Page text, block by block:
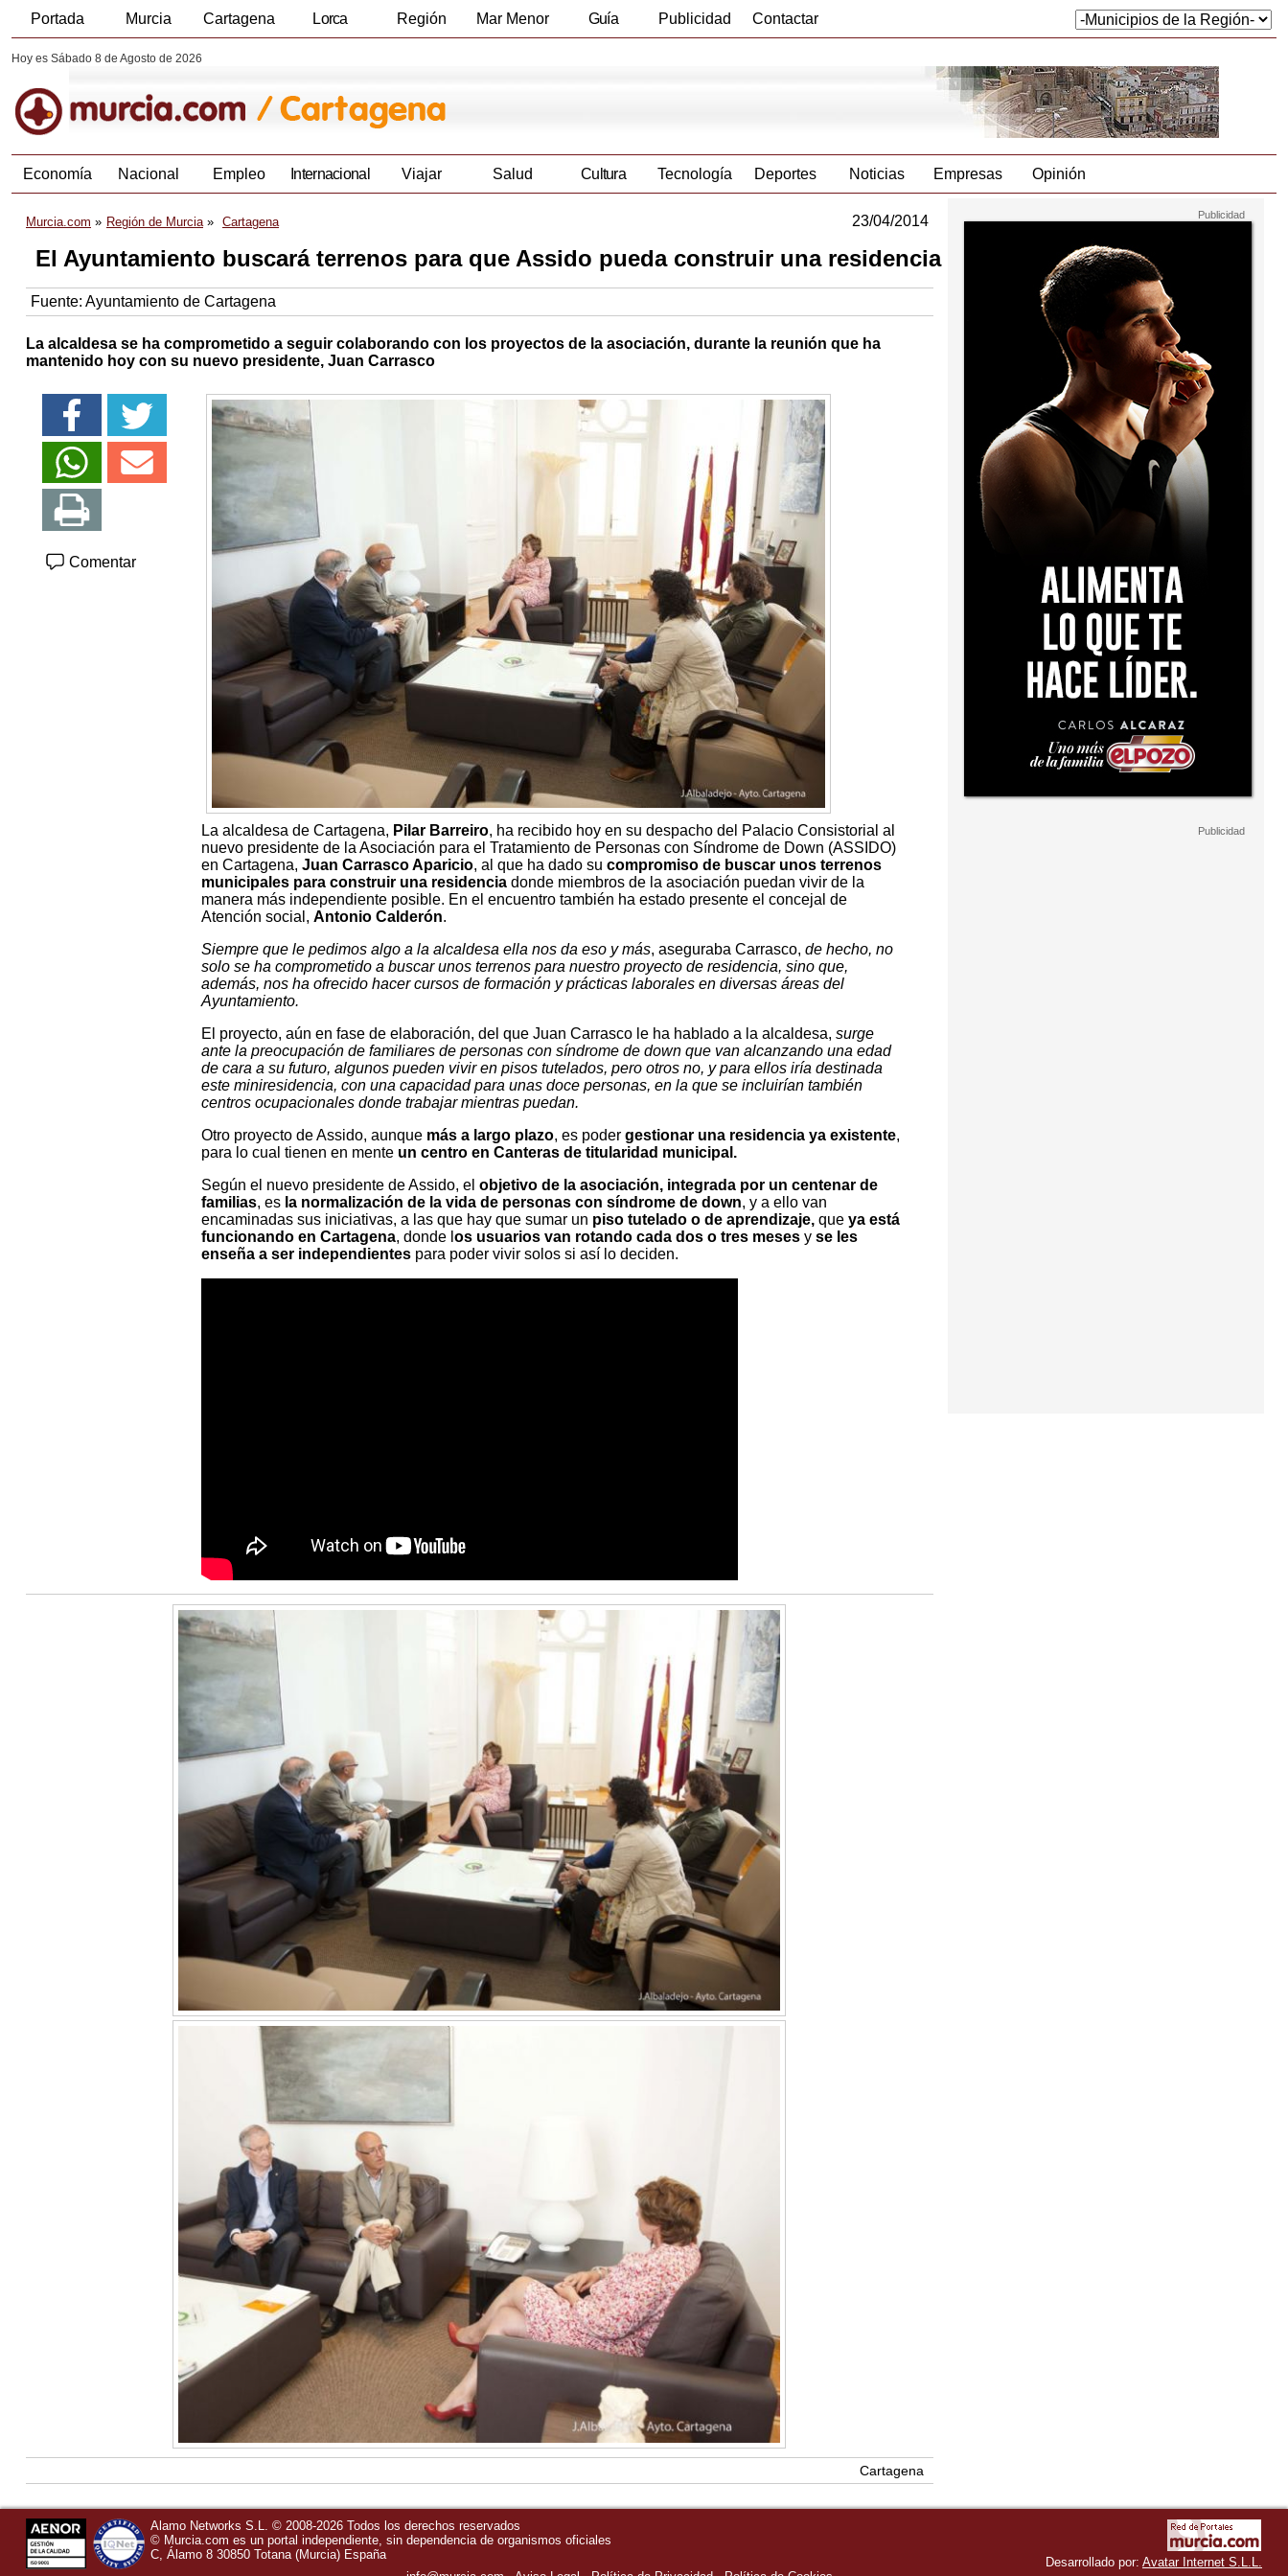
Portada Murcia Cartagena Lorca Región Mar Menor Guía Publicidad Contactar
Hoy es Sábado 8 de Agosto de 2026
Economía Nacional Empleo Internacional Viajar Salud Cultura Tecnología Deportes Noticias Empresas Opinión
Murcia.com Región de Murcia Cartagena 23/04/2014
El Ayuntamiento buscará terrenos para que Assido pueda construir una residencia
Fuente: Ayuntamiento de Cartagena
La alcaldesa se ha comprometido a seguir colaborando con los proyectos de la asociación, durante la reunión que ha
mantenido hoy con su nuevo presidente, Juan Carrasco
Comentar
La alcaldesa de Cartagena, Pilar Barreiro, ha recibido hoy en su despacho del Palacio Consistorial al
nuevo presidente de la Asociación para el Tratamiento de Personas con Síndrome de Down (ASSIDO)
en Cartagena, Juan Carrasco Aparicio, al que ha dado su compromiso de buscar unos terrenos
municipales para construir una residenciadonde miembros de la asociación puedan vivir de la
manera más independiente posible. En el encuentro también ha estado presente el concejal de
Atención social, Antonio Calderón.
Siempre que le pedimos algo a la alcaldesa ella nos da eso y más, aseguraba Carrasco, de hecho, no
solo se ha comprometido a buscar unos terrenos para nuestro proyecto de residencia, sino que,
además, nos ha ofrecido hacer cursos de formación y prácticas laborales en diversas áreas del
Ayuntamiento.
El proyecto, aún en fase de elaboración, del que Juan Carrasco le ha hablado a la alcaldesa, surge
ante la preocupación de familiares de personas con síndrome de down que van alcanzando una edad
de cara a su futuro, algunos pueden vivir en pisos tutelados, pero otros no, y para ellos iría destinada
este miniresidencia, con una capacidad para unas doce personas, en la que se incluirían también
centros ocupacionales donde trabajar mientras puedan.
Otro proyecto de Assido, aunquemás a largo plazo, es poder gestionar una residencia ya existente,
para lo cual tienen en mente un centro en Canteras de titularidad municipal.
Según el nuevo presidente de Assido, el objetivo de la asociación, integrada porun centenar de
familias, es la normalización de la vida de personas con síndrome de down, y a ello van
encaminadas sus iniciativas, a las que hay que sumar un piso tutelado o de aprendizaje,que ya está
funcionando en Cartagena, donde l os usuarios van rotando cada dos o tres meses yse les
enseña a ser independientespara poder vivir solos si así lo deciden.
Cartagena
Alamo Networks S.L. © 2008-2026 Todos los derechos reservados
© Murcia.com es un portal independiente, sin dependencia de organismos oficiales
C, Álamo 8 30850 Totana (Murcia) España
Desarrollado por: Avatar Internet S.L.L.